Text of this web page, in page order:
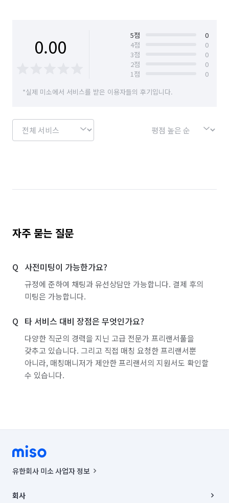
0.00 5점
0
4점
0
3점
0
2점
0
1점
0
*실제 미소에서 서비스를 받은 이용자들의 후기입니다.
자주 묻는 질문
사전미팅이 가능한가요?
규정에 준하여 채팅과 유선상담만 가능합니다. 결제 후의
미팅은 가능합니다.
타 서비스 대비 장점은 무엇인가요?
다양한 직군의 경력을 지닌 고급 전문가 프리랜서풀을
갖추고 있습니다. 그리고 직접 매칭 요청한 프리랜서뿐
아니라, 매칭매니저가 제안한 프리랜서의 지원서도 확인할
수 있습니다.
유한회사 미소 사업자 정보
00019 |
회사